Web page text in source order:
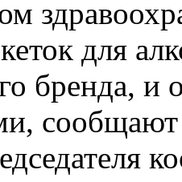
для
бренда, и
сообщают